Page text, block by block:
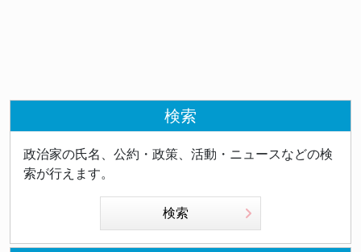
検索
政治家の氏名、公約・政策、活動・ニュースなどの検
索が行えます。
検索